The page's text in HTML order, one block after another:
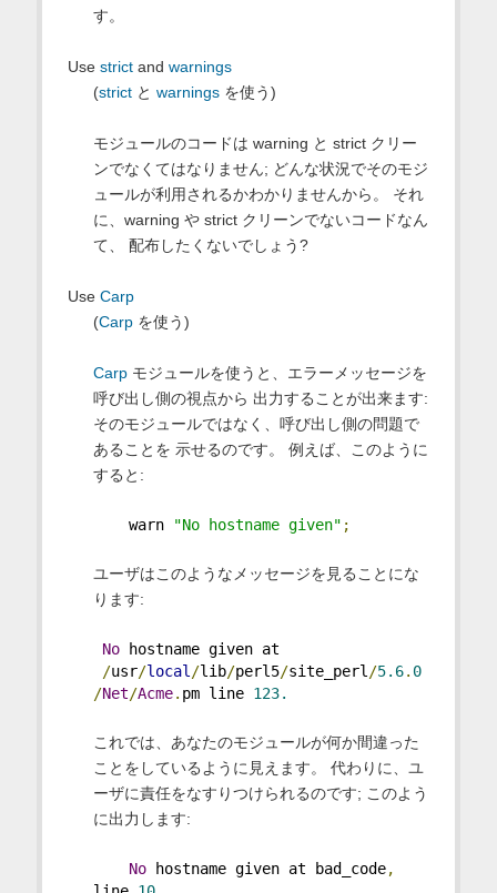
す。
Use strictand warnings
(strictと warningsを使う)
モジュールのコードは warning と strict クリー
ンでなくてはなりません; どんな状況でそのモジ
ュールが利用されるかわかりませんから。 それ
に、warning や strict クリーンでないコードなん
て、 配布したくないでしょう?
Use Carp
(Carpを使う)
Carpモジュールを使うと、エラーメッセージを
呼び出し側の視点から 出力することが出来ます:
そのモジュールではなく、呼び出し側の問題で
あることを 示せるのです。 例えば、このように
すると:
warn "No hostname given" ;
ユーザはこのようなメッセージを見ることにな
ります:
No hostname given at
/usr/local /lib/perl5/site_perl /5.6. 0
/Net/Acme. pm line 123.
これでは、あなたのモジュールが何か間違った
ことをしているように見えます。 代わりに、ユ
ーザに責任をなすりつけられるのです; このよう
に出力します:
No hostname given at bad_code,